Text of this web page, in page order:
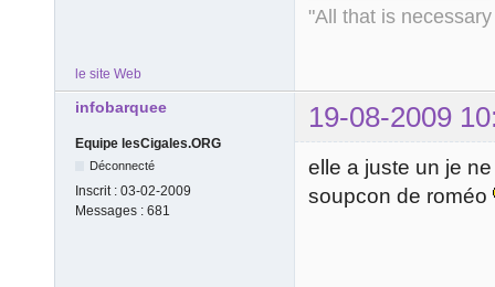
"All that is
le site Web
infobarquee 19-08-2009
Equipe lesCigales.ORG
Déconnecté
Inscrit : 03-02-2009
Messages : 681
elle a juste un je
soupcon de roméo